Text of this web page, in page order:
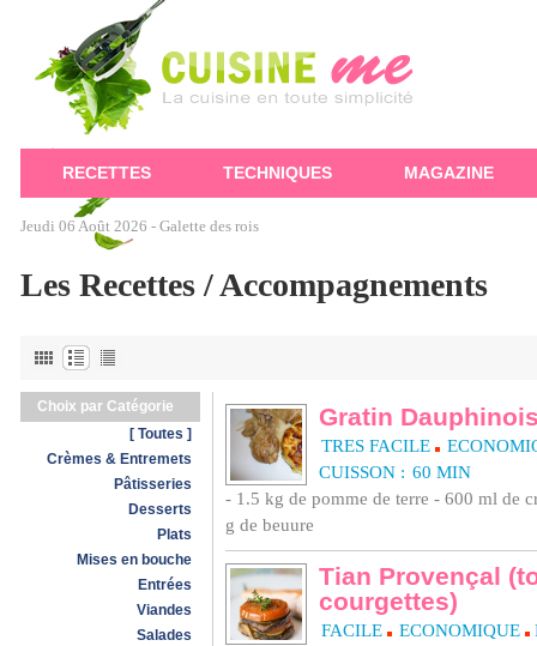
RECETTES TECHNIQUES MAGAZINE
Jeudi 06 Août 2026 - Galette des rois
Les Recettes / Accompagnements
Choix par Catégorie
[ Toutes ]
Crèmes & Entremets
Pâtisseries
Desserts
Plats
Mises en bouche
Entrées
Viandes
Salades
Gratin
TRES FACILE
CUISSON : 60 MIN
- 1.5 kg de pomme de terre - 600 ml de
g de beuure
Tian Provençal
courgettes)
FACILE ECONOMIQUE